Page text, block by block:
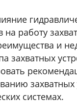
на работу
и
захватных
захватных
системах.